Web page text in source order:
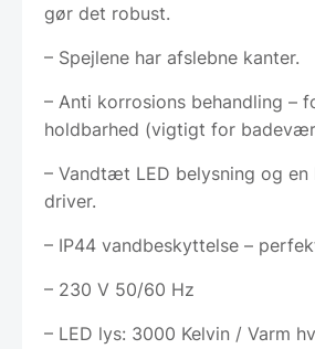
gør det robust.
– Spejlene har afslebne kanter.
– Anti korrosions behandling –
holdbarhed (vigtigt for
– Vandtæt LED belysning og
driver.
– IP44 vandbeskyttelse –
– 230 V 50/60 Hz
– LED lys: 3000 Kelvin / Varm